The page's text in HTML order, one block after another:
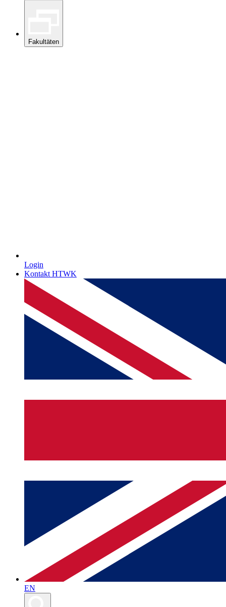
Fakultäten
Login
Kontakt HTWK
EN